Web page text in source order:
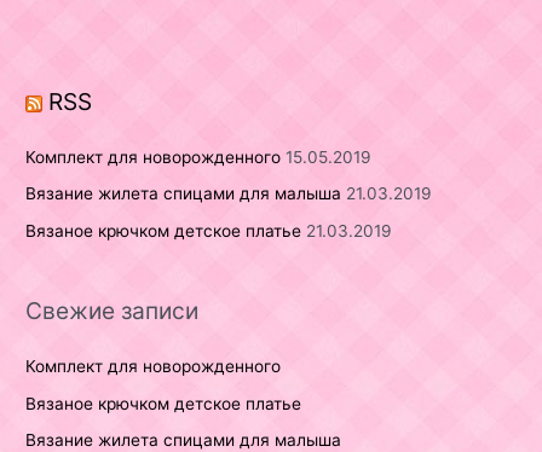
:
RSS
Комплект для новорожденного 15.05.2019
Вязание жилета спицами для малыша 21.03.2019
Вязаное крючком детское платье 21.03.2019
Свежие записи
Комплект для новорожденного
Вязаное крючком детское платье
Вязание жилета спицами для малыша